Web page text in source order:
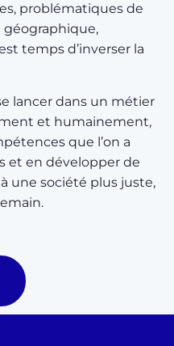
problématiques de
temps d’inverser la
lancer dans un métier
et humainement,
que l’on a
et en développer de
une société plus juste,